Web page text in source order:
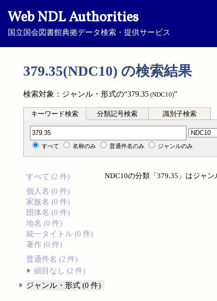
Web NDL Authorities
国立国会図書館典拠データ検索・提供サービス
379.35(NDC10) の検索結果
検索対象：ジャンル・形式の“379.35 (NDC10)”
キーワード検索 分類記号検索 識別子検索
分類記号検索
すべて 名称のみ 普通件名のみ ジャンルのみ
すべて (2 件)
個人名 (0 件)
家族名 (0 件)
団体名 (0 件)
地名 (0 件)
統一タイトル (0 件)
著作 (0 件)
普通件名 (2 件)
細目なし (2 件)
ジャンル・形式 (0 件)
NDC10の分類「379.35」はジャ